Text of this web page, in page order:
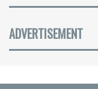
ADVERTISEMENT